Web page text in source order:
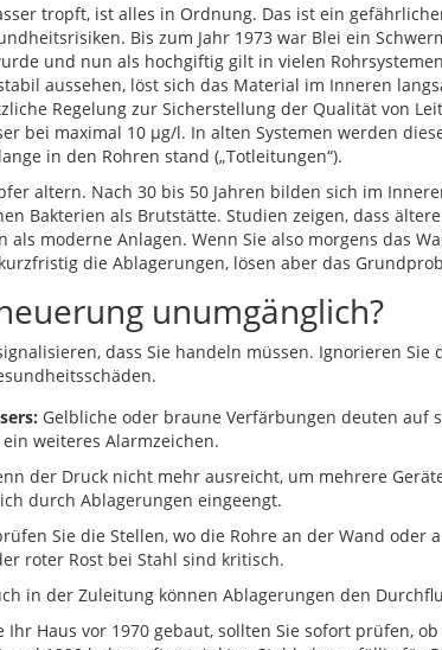
tropft, ist alles in Ordnung. Das ist ein
Bis zum Jahr 1973 war Blei ein
und nun als hochgiftig gilt in vielen
aussehen, löst sich das Material im Inneren
Regelung zur Sicherstellung der Qualität von
bei maximal 10 µg/l. In alten Systemen werden
in den Rohren stand („Totleitungen“).
altern. Nach 30 bis 50 Jahren bilden sich im
Bakterien als Brutstätte. Studien zeigen, dass
als moderne Anlagen. Wenn Sie also morgens das
die Ablagerungen, lösen aber das
unumgänglich?
dass Sie handeln müssen. Ignorieren Sie
Gelbliche oder braune Verfärbungen deuten auf
weiteres Alarmzeichen.
der Druck nicht mehr ausreicht, um mehrere
durch Ablagerungen eingeengt.
Sie die Stellen, wo die Rohre an der Wand oder
roter Rost bei Stahl sind kritisch.
in der Zuleitung können Ablagerungen den
Ihr Haus vor 1970 gebaut, sollten Sie sofort prüfen,